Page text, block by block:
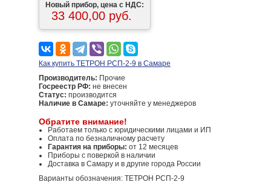
Новый прибор, цена с НДС:
33 400,00 руб.
Как купить ТЕТРОН РСП-2-9 в Самаре
Производитель: Прочие
Госреестр РФ: не внесен
Статус: производится
Наличие в Самаре: уточняйте у менеджеров
Обратите внимание!
Работаем только с юридическими лицами и ИП
Оплата по безналичному расчету
Гарантия на приборы: от 12 месяцев
Приборы с поверкой в наличии
Доставка в Самару и в другие города России
Варианты обозначения: ТЕТРОН РСП-2-9